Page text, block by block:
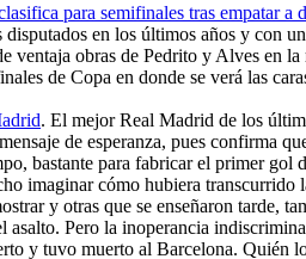
para semifinales tras empatar a
en los últimos años y con
ventaja obras de Pedrito y Alves en
de Copa en donde se verá las
. El mejor Real Madrid de los
de esperanza, pues confirma
bastante para fabricar el primer
imaginar cómo hubiera
y otras que se enseñaron tarde,
Pero la inoperancia
y tuvo muerto al Barcelona. Quién